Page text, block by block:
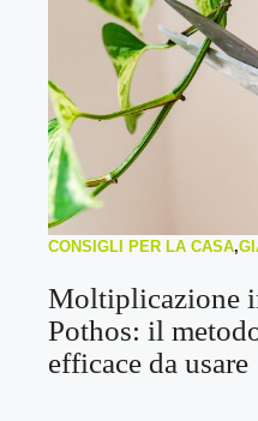
CONSIGLI PER LA CASA,
Moltiplicazione
Pothos: il
efficace da usare